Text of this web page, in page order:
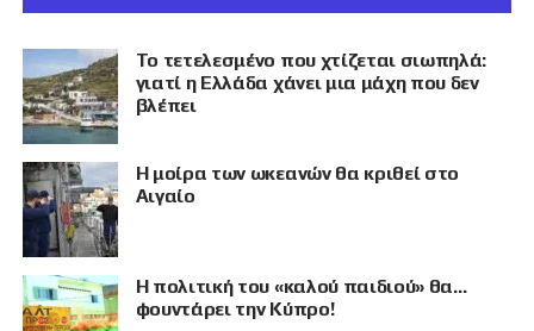
Το τετελεσμένο που χτίζεται σιωπηλά:
γιατί η Ελλάδα χάνει μια μάχη που δεν
βλέπει
Η μοίρα των ωκεανών θα κριθεί στο
Αιγαίο
Η πολιτική του «καλού παιδιού» θα…
φουντάρει την Κύπρο!